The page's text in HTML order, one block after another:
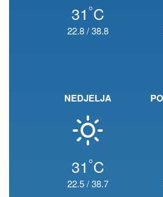
31 °C
22.8/38.8
NEDJELJA
31 °C
22.5/38.7